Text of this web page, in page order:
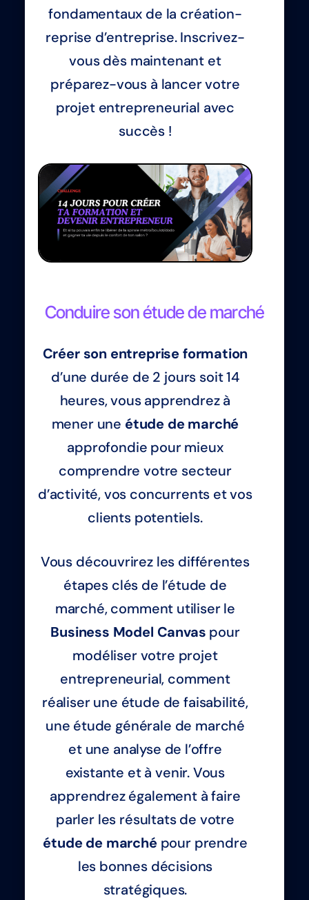
fondamentaux de la création-
reprise d’entreprise. Inscrivez-
vous dès maintenant et
préparez-vous à lancer votre
projet entrepreneurial avec
succès !
Conduire son étude de marché
Créer son entreprise formation
d’une durée de 2 jours soit 14
heures, vous apprendrez à
mener une étude de marché
approfondie pour mieux
comprendre votre secteur
d’activité, vos concurrents et vos
clients potentiels.
Vous découvrirez les différentes
étapes clés de l’étude de
marché, comment utiliser le
Business Model Canvas pour
modéliser votre projet
entrepreneurial, comment
réaliser une étude de faisabilité,
une étude générale de marché
et une analyse de l’offre
existante et à venir. Vous
apprendrez également à faire
parler les résultats de votre
étude de marchépour prendre
les bonnes décisions
stratégiques.